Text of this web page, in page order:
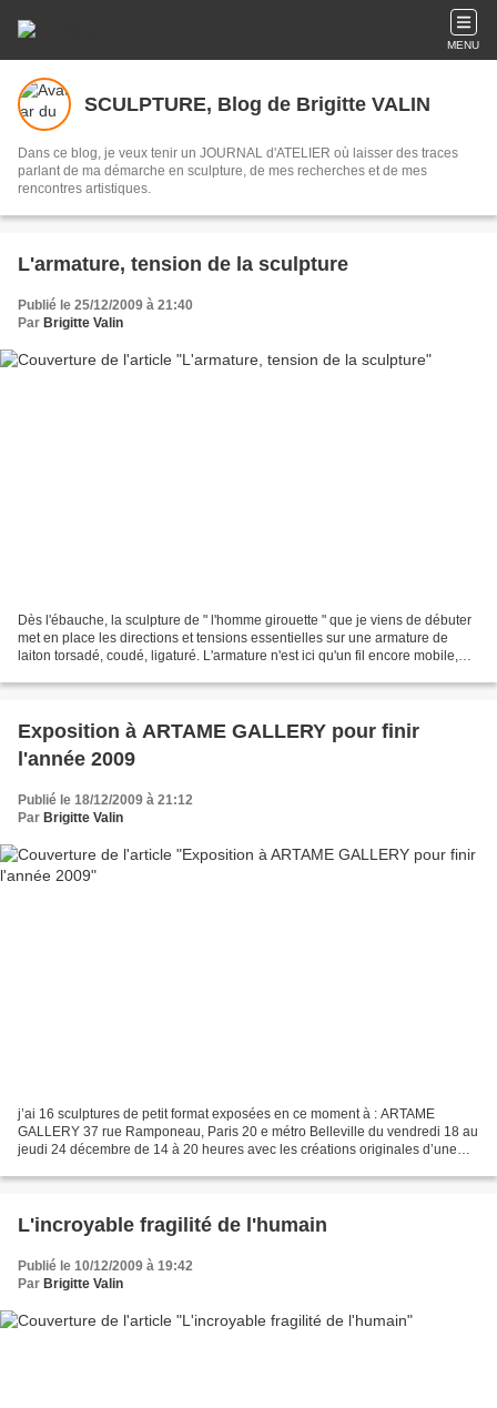
MENU
SCULPTURE, Blog de Brigitte VALIN
Dans ce blog, je veux tenir un JOURNAL d'ATELIER où laisser des traces
parlant de ma démarche en sculpture, de mes recherches et de mes
rencontres artistiques.
L'armature, tension de la sculpture
Publié le 25/12/2009 à 21:40
Par Brigitte Valin
Dès l'ébauche, la sculpture de " l'homme girouette " que je viens de débuter
met en place les directions et tensions essentielles sur une armature de
laiton torsadé, coudé, ligaturé. L'armature n'est ici qu'un fil encore mobile,
Exposition à ARTAME GALLERY pour finir
l'année 2009
Publié le 18/12/2009 à 21:12
Par Brigitte Valin
j’ai 16 sculptures de petit format exposées en ce moment à : ARTAME
GALLERY 37 rue Ramponeau, Paris 20 e métro Belleville du vendredi 18 au
jeudi 24 décembre de 14 à 20 heures avec les créations originales d’une
L'incroyable fragilité de l'humain
Publié le 10/12/2009 à 19:42
Par Brigitte Valin